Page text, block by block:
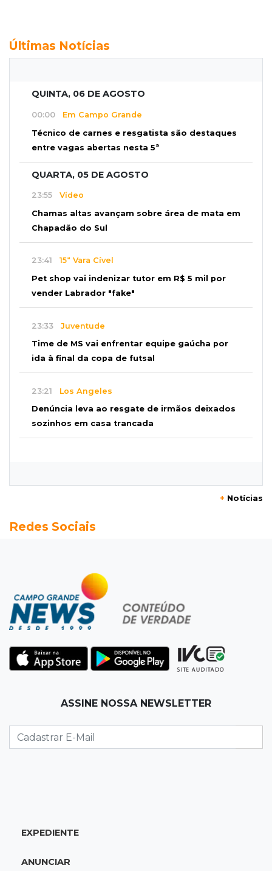
Últimas Notícias
QUINTA, 06 DE AGOSTO
00:00 Em Campo Grande
Técnico de carnes e resgatista são destaques
entre vagas abertas nesta 5ª
QUARTA, 05 DE AGOSTO
23:55 Vídeo
Chamas altas avançam sobre área de mata em
Chapadão do Sul
23:41 15ª Vara Cível
Pet shop vai indenizar tutor em R$ 5 mil por
vender Labrador "fake"
23:33 Juventude
Time de MS vai enfrentar equipe gaúcha por
ida à final da copa de futsal
23:21 Los Angeles
Denúncia leva ao resgate de irmãos deixados
sozinhos em casa trancada
formação de ciclone bomba
23:00Ideb
Chapadão do Sul
Homem é baleado após apontar revólver para
policiais militares
22:42Resumão
Palmeiras e Vasco confirmam vagas nas
Eleitorado aprova teste da urna, mas diz que
colinha será "fundamental"
Escolas municipais lideram notas do Ensino
+ Notícias
Redes Sociais
ASSINE NOSSA NEWSLETTER
EXPEDIENTE
ANUNCIAR